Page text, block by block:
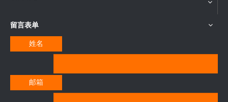
留言表单
姓名
邮箱